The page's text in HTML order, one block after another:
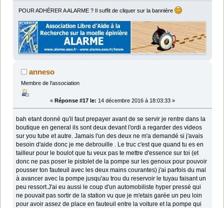
POUR ADHÉRER A ALARME ? Il suffit de cliquer sur la bannière
anneso
Membre de l'association
« Réponse #17 le: 14 décembre 2016 à 18:03:33 »
bah etant donné qu'il faut prepayer avant de se servir je rentre dans la
boutique en general ils sont deux devant l'ordi a regarder des videos
sur you tube et autre. Jamais l'un des deux ne m'a demandé si j'avais
besoin d'aide donc je me debrouille . Le truc c'est que quand tu es en
tailleur pour le boulot que tu veux pas te mettre d'essence sur toi (et
donc ne pas poser le pistolet de la pompe sur les genoux pour pouvoir
pousser ton fauteuil avec les deux mains courantes) j'ai parfois du mal
à avancer avec la pompe jusqu'au trou du reservoir le tuyau faisant un
peu ressort.J'ai eu aussi le coup d'un automobiliste hyper pressé qui
ne pouvait pas sortir de la station vu que je m'etais garée un peu loin
pour avoir assez de place en fauteuil entre la voiture et la pompe qui